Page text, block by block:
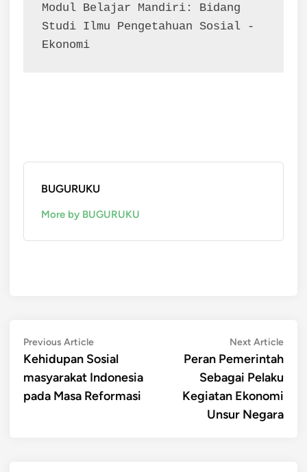
Modul Belajar Mandiri: Bidang
Studi Ilmu Pengetahuan Sosial -
Ekonomi
BUGURUKU
More by BUGURUKU
Post
navigation
Previous ArticlePrevious
article:
Kehidupan Sosial
masyarakat Indonesia
pada Masa Reformasi
Next ArticleNext
Peran Pemerintah
Sebagai Pelaku
Kegiatan Ekonomi
Unsur Negara